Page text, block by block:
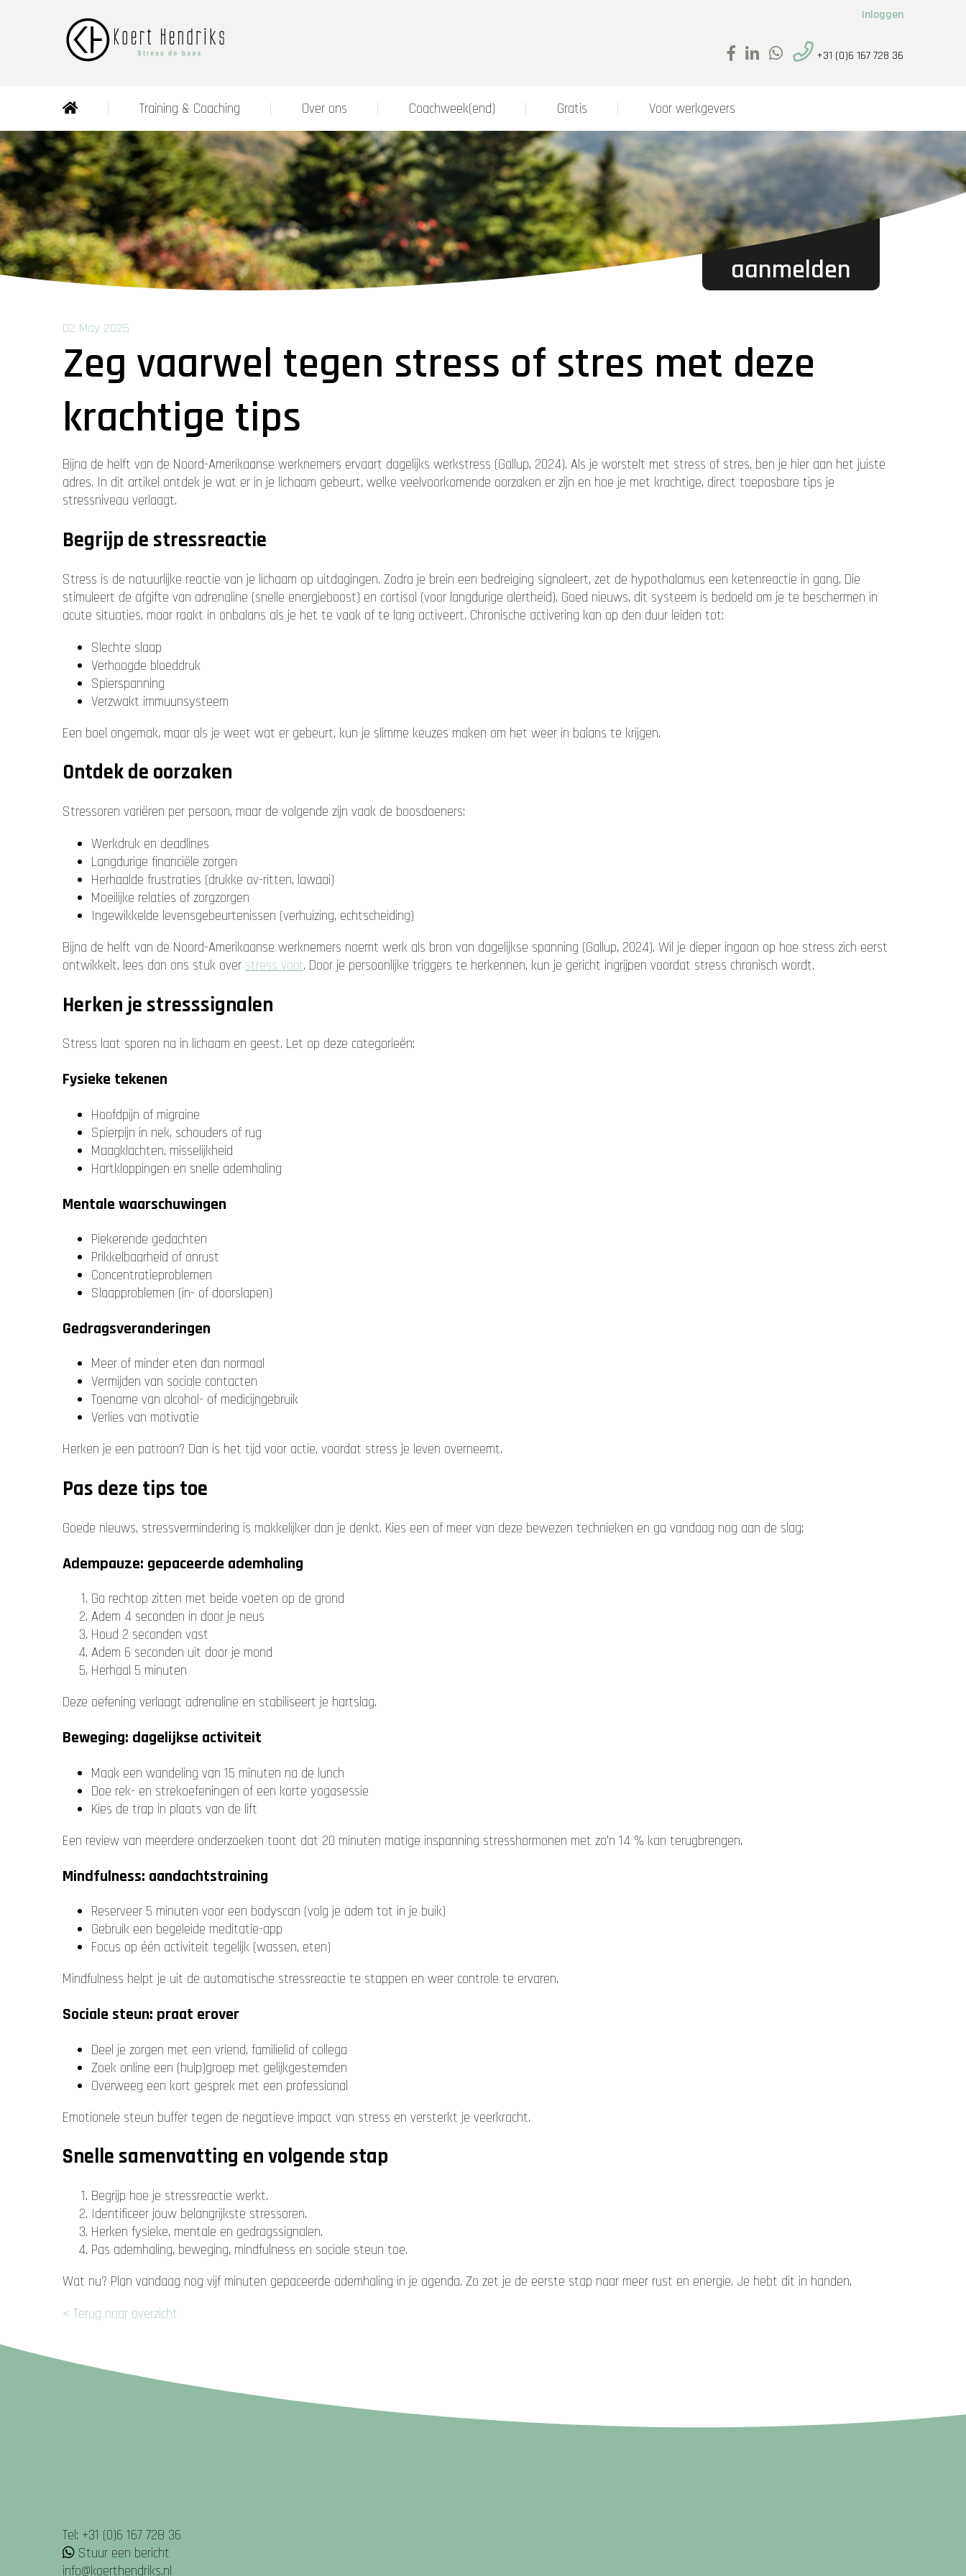
+31 (0)6 167 728 36
Inloggen
Training & Coaching Over ons Coachweek(end) Gratis Voor werkgevers
aanmelden
02 May 2025
Zeg vaarwel tegen stress of stres met deze
krachtige tips
Bijna de helft van de Noord-Amerikaanse werknemers ervaart dagelijks werkstress (Gallup, 2024). Als je worstelt met stress of stres, ben je hier aan het juiste
adres. In dit artikel ontdek je wat er in je lichaam gebeurt, welke veelvoorkomende oorzaken er zijn en hoe je met krachtige, direct toepasbare tips je
stressniveau verlaagt.
Begrijp de stressreactie
Stress is de natuurlijke reactie van je lichaam op uitdagingen. Zodra je brein een bedreiging signaleert, zet de hypothalamus een ketenreactie in gang. Die
stimuleert de afgifte van adrenaline (snelle energieboost) en cortisol (voor langdurige alertheid). Goed nieuws, dit systeem is bedoeld om je te beschermen in
acute situaties, maar raakt in onbalans als je het te vaak of te lang activeert. Chronische activering kan op den duur leiden tot:
Slechte slaap
Verhoogde bloeddruk
Spierspanning
Verzwakt immuunsysteem
Een boel ongemak, maar als je weet wat er gebeurt, kun je slimme keuzes maken om het weer in balans te krijgen.
Ontdek de oorzaken
Stressoren variëren per persoon, maar de volgende zijn vaak de boosdoeners:
Werkdruk en deadlines
Langdurige financiële zorgen
Herhaalde frustraties (drukke ov-ritten, lawaai)
Moeilijke relaties of zorgzorgen
Ingewikkelde levensgebeurtenissen (verhuizing, echtscheiding)
Bijna de helft van de Noord-Amerikaanse werknemers noemt werk als bron van dagelijkse spanning (Gallup, 2024). Wil je dieper ingaan op hoe stress zich eerst
ontwikkelt, lees dan ons stuk over stress voor. Door je persoonlijke triggers te herkennen, kun je gericht ingrijpen voordat stress chronisch wordt.
Herken je stresssignalen
Stress laat sporen na in lichaam en geest. Let op deze categorieën:
Fysieke tekenen
Hoofdpijn of migraine
Spierpijn in nek, schouders of rug
Maagklachten, misselijkheid
Hartkloppingen en snelle ademhaling
Mentale waarschuwingen
Piekerende gedachten
Prikkelbaarheid of onrust
Concentratieproblemen
Slaapproblemen (in- of doorslapen)
Gedragsveranderingen
Meer of minder eten dan normaal
Vermijden van sociale contacten
Toename van alcohol- of medicijngebruik
Verlies van motivatie
Herken je een patroon? Dan is het tijd voor actie, voordat stress je leven overneemt.
Pas deze tips toe
Goede nieuws, stressvermindering is makkelijker dan je denkt. Kies een of meer van deze bewezen technieken en ga vandaag nog aan de slag:
Adempauze: gepaceerde ademhaling
Ga rechtop zitten met beide voeten op de grond
Adem 4 seconden in door je neus
Houd 2 seconden vast
Adem 6 seconden uit door je mond
Herhaal 5 minuten
Deze oefening verlaagt adrenaline en stabiliseert je hartslag.
Beweging: dagelijkse activiteit
Maak een wandeling van 15 minuten na de lunch
Doe rek- en strekoefeningen of een korte yogasessie
Kies de trap in plaats van de lift
Een review van meerdere onderzoeken toont dat 20 minuten matige inspanning stresshormonen met zo’n 14 % kan terugbrengen.
Mindfulness: aandachtstraining
Reserveer 5 minuten voor een bodyscan (volg je adem tot in je buik)
Gebruik een begeleide meditatie-app
Focus op één activiteit tegelijk (wassen, eten)
Mindfulness helpt je uit de automatische stressreactie te stappen en weer controle te ervaren.
Sociale steun: praat erover
Deel je zorgen met een vriend, familielid of collega
Zoek online een (hulp)groep met gelijkgestemden
Overweeg een kort gesprek met een professional
Emotionele steun buffer tegen de negatieve impact van stress en versterkt je veerkracht.
Snelle samenvatting en volgende stap
Begrijp hoe je stressreactie werkt.
Identificeer jouw belangrijkste stressoren.
Herken fysieke, mentale en gedrags­signalen.
Pas ademhaling, beweging, mindfulness en sociale steun toe.
Wat nu? Plan vandaag nog vijf minuten gepaceerde ademhaling in je agenda. Zo zet je de eerste stap naar meer rust en energie. Je hebt dit in handen.
< Terug naar overzicht
Tel: +31 (0)6 167 728 36
Stuur een bericht
info@koerthendriks.nl